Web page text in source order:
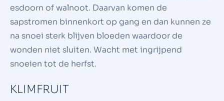
esdoorn of walnoot. Daarvan komen de
sapstromen binnenkort op gang en dan kunnen ze
na snoei sterk blijven bloeden waardoor de
wonden niet sluiten. Wacht met ingrijpend
snoeien tot de herfst.
KLIMFRUIT